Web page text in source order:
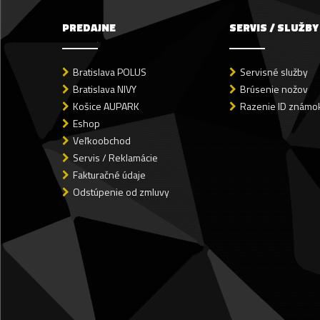
PREDAJNE
Bratislava POLUS
Bratislava NIVY
Košice AUPARK
Eshop
Veľkoobchod
Servis / Reklamácie
Fakturačné údaje
Odstúpenie od zmluvy
SERVIS / SLUŽBY
Servisné služby
Brúsenie nožov
Razenie ID